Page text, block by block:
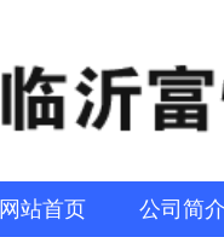
网站首页 公司简介